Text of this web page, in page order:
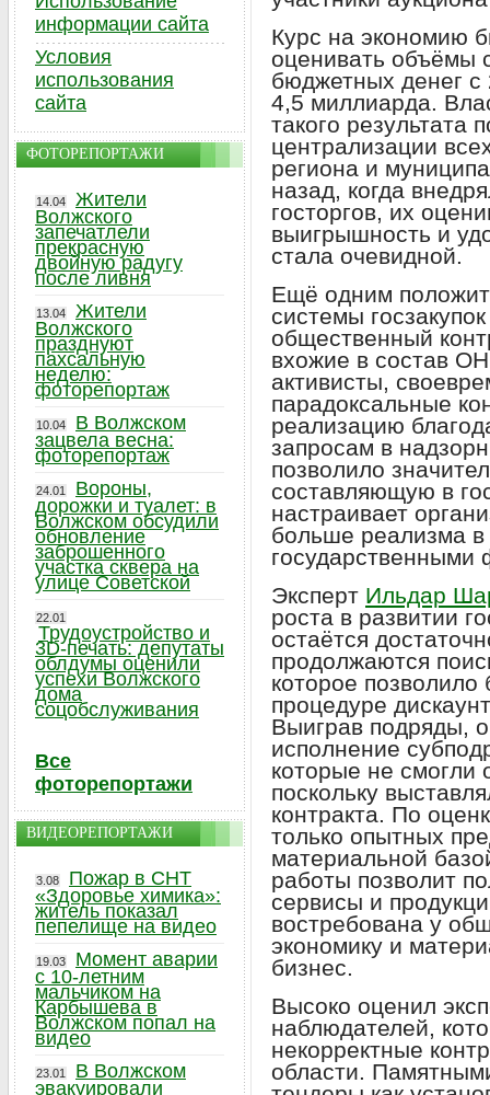
Курс на экономию
оценивать объёмы
бюджетных денег с
4,5 миллиарда.
такого результата
централизации
региона и
назад, когда
госторгов, их
выигрышность и
стала очевидной.
Ещё одним
системы
общественный
вхожие в состав
активисты,
парадоксальные
реализацию
запросам в
позволило
составляющую в
настраивает
больше реализма
государственными
Эксперт Ильдар
роста в развитии
остаётся
продолжаются
которое позволило
процедуре
Выиграв подряды,
исполнение
которые не смогли
поскольку
контракта. По
только опытных
материальной
работы позволит
сервисы и
востребована у
экономику и
бизнес.
Высоко оценил
наблюдателей,
некорректные
области.
информации сайта
Условия
использования
сайта
ФОТОРЕПОРТАЖИ
14.04
Жители
Волжского
запечатлели
прекрасную
двойную радугу
после ливня
13.04
Жители
Волжского
празднуют
пахсальную
неделю:
фоторепортаж
10.04
В Волжском
зацвела весна:
фоторепортаж
24.01
Вороны,
дорожки и туалет: в
Волжском обсудили
обновление
заброшенного
участка сквера на
улице Советской
22.01
Трудоустройство и
3D-печать: депутаты
облдумы оценили
успехи Волжского
дома
соцобслуживания
Все
фоторепортажи
ВИДЕОРЕПОРТАЖИ
3.08
Пожар в СНТ
«Здоровье химика»:
житель показал
пепелище на видео
19.03
Момент аварии
с 10-летним
мальчиком на
Карбышева в
Волжском попал на
видео
23.01
В Волжском
эвакуировали